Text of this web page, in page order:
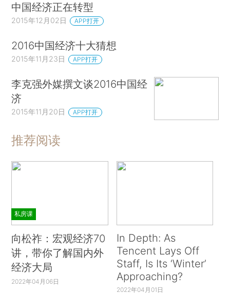
中国经济正在转型
2015年12月02日 APP打开
2016中国经济十大猜想
2015年11月23日 APP打开
李克强外媒撰文谈2016中国经
济
2015年11月20日 APP打开
推荐阅读
私房课
向松祚：宏观经济70
讲，带你了解国内外
经济大局
2022年04月06日
In Depth: As
Tencent Lays Off
Staff, Is Its ‘Winter’
Approaching?
2022年04月01日